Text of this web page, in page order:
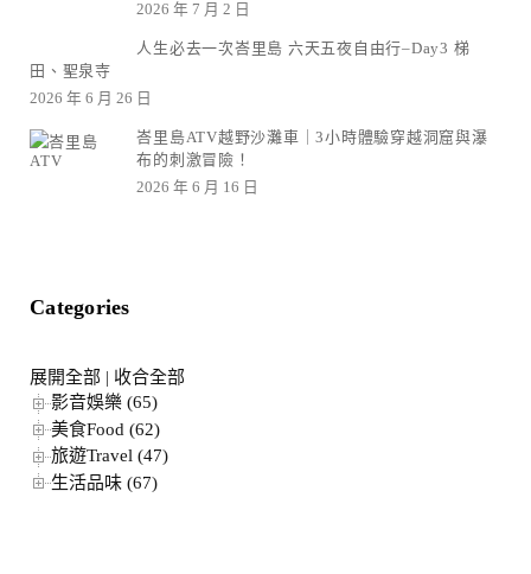
2026 年 7 月 2 日
人生必去一次峇里島 六天五夜自由行–Day3 梯
田、聖泉寺
2026 年 6 月 26 日
峇里島ATV越野沙灘車｜3小時體驗穿越洞窟與瀑
布的刺激冒險！
2026 年 6 月 16 日
Categories
展開全部 | 收合全部
影音娛樂 (65)
美食Food (62)
旅遊Travel (47)
生活品味 (67)